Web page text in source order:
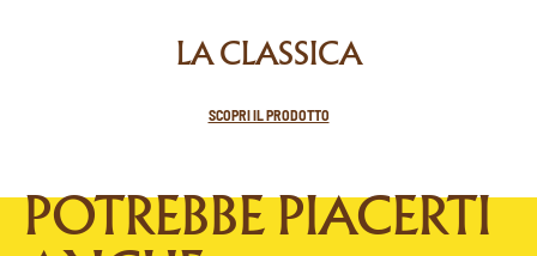
LA CLASSICA
SCOPRI IL PRODOTTO
POTREBBE PIACERTI